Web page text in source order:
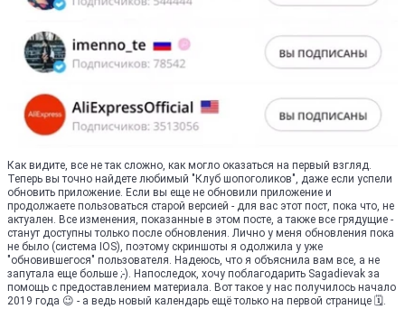
Как видите, все не так сложно, как могло оказаться на первый взгляд.
Теперь вы точно найдете любимый "Клуб шопоголиков", даже если успели
обновить приложение. Если вы еще не обновили приложение и
продолжаете пользоваться старой версией - для вас этот пост, пока что, не
актуален. Все изменения, показанные в этом посте, а также все грядущие -
станут доступны только после обновления. Лично у меня обновления пока
не было (система IOS), поэтому скриншоты я одолжила у уже
"обновившегося" пользователя. Надеюсь, что я объяснила вам все, а не
запутала еще больше ;-). Напоследок, хочу поблагодарить Sagadievak за
помощь с предоставлением материала. Вот такое у нас получилось начало
2019 года 😉 - а ведь новый календарь ещё только на первой странице 🗓.